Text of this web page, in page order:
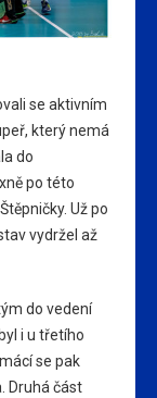
se aktivním
který nemá
do
po této
Už po
vydržel až
do vedení
i u třetího
se pak
Druhá část